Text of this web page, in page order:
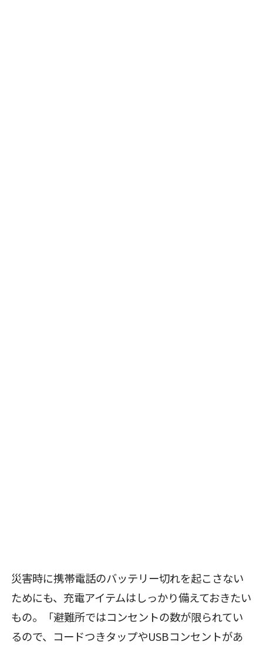
災害時に携帯電話のバッテリー切れを起こさない
ためにも、充電アイテムはしっかり備えておきたい
もの。「避難所ではコンセントの数が限られてい
るので、コードつきタップやUSBコンセントがあ